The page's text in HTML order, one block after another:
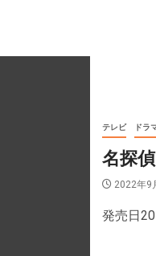
テレビ ドラ
名探偵
2022年9
発売日